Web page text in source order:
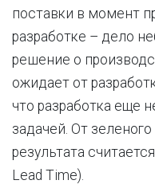
поставки в момент
разработке – дело
решение о
ожидает от
что разработка еще
задачей. От
результата считается
Lead Time).